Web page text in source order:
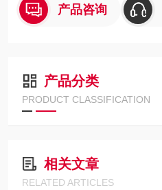
产品咨询
产品分类
PRODUCT CLASSIFICATION
相关文章
RELATED ARTICLES